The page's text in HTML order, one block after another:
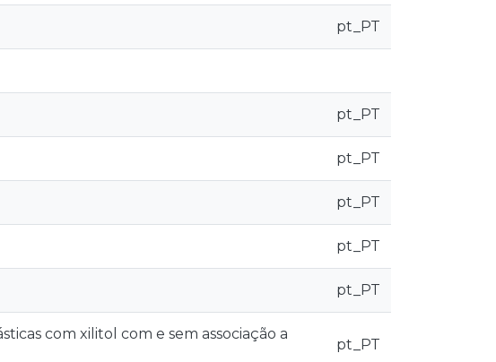
pt_PT
pt_PT
pt_PT
pt_PT
pt_PT
pt_PT
com xilitol com e sem associação a
pt_PT